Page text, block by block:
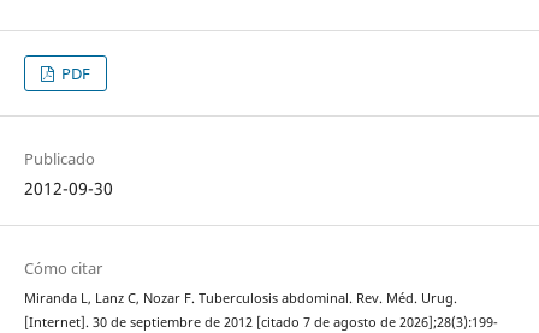
PDF
Publicado
2012-09-30
Cómo citar
Miranda L, Lanz C, Nozar F. Tuberculosis abdominal. Rev. Méd. Urug.
[Internet]. 30 de septiembre de 2012 [citado 7 de agosto de 2026];28(3):199-